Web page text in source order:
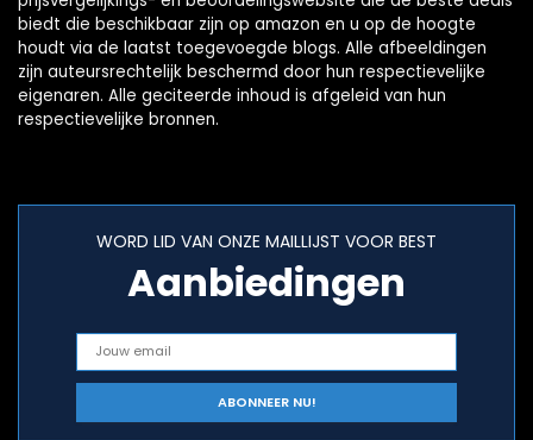
biedt die beschikbaar zijn op amazon en u op de hoogte
houdt via de laatst toegevoegde blogs. Alle afbeeldingen
zijn auteursrechtelijk beschermd door hun respectievelijke
eigenaren. Alle geciteerde inhoud is afgeleid van hun
respectievelijke bronnen.
WORD LID VAN ONZE MAILLIJST VOOR BEST
Aanbiedingen